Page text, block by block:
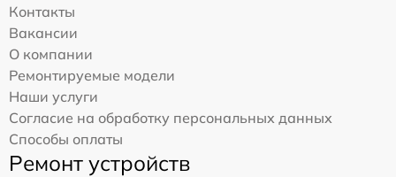
Контакты
Вакансии
О компании
Ремонтируемые модели
Наши услуги
Согласие на обработку персональных данных
Способы оплаты
Ремонт устройств